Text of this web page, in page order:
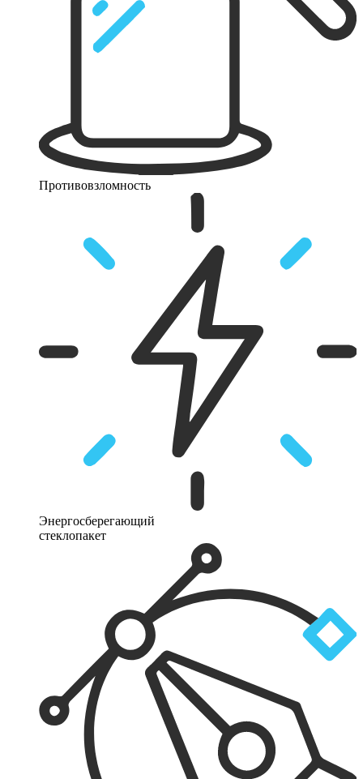
Противовзломность
Энергосберегающий
стеклопакет